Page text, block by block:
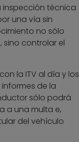
inspección técnica
una vía sin
no sólo
controlar el
la ITV al día y los
de la
sólo podrá
a una multa e,
del vehículo